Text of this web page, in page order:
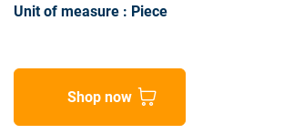
Unit of measure : Piece
Shop now